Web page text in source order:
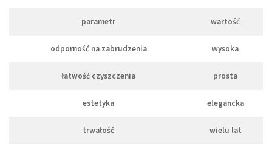
parametr wartość
odporność na zabrudzenia wysoka
łatwość czyszczenia prosta
estetyka elegancka
trwałość wielu lat